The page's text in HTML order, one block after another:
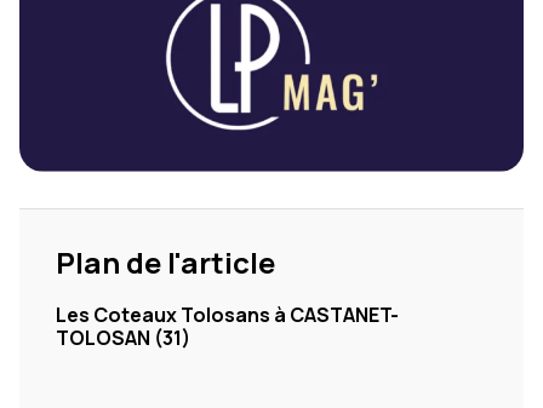
Plan de l'article
Les Coteaux Tolosans à CASTANET-
TOLOSAN (31)